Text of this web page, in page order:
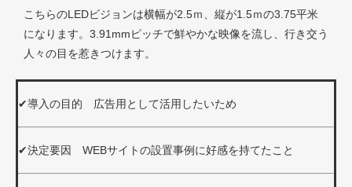
こちらのLEDビジョンは横幅が2.5ｍ、縦が1.5ｍの3.75平米
になります。3.91mmピッチで鮮やかな映像を流し、行き交う
人々の目を惹きつけます。
✔導入の目的 広告用として活用したいため
✔決定要因 WEBサイトの設置事例に好感を持てたこと